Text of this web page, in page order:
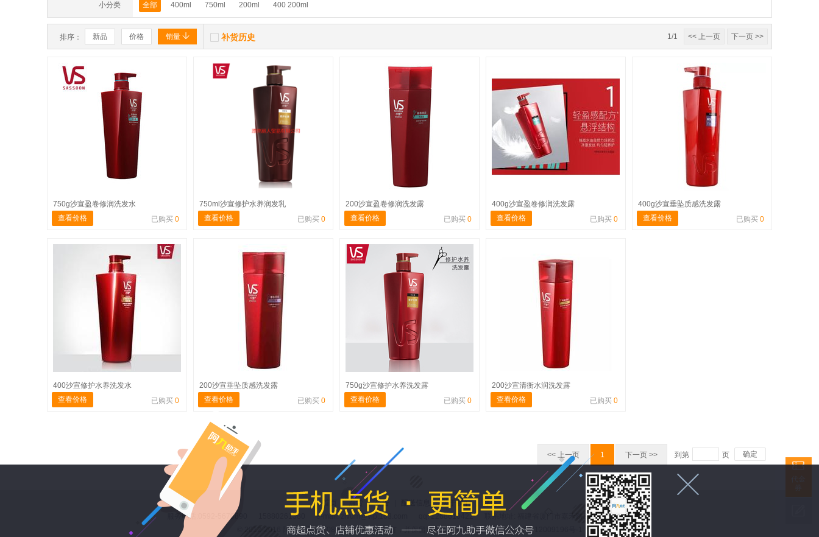
小分类 全部 400ml 750ml 200ml 400 200ml
排序： 新品 价格 销量   补货历史 1/1 << 上一页 下一页 >>
750g沙宣盈卷修润洗发水
查看价格
已购买 0
750ml沙宣修护水养润发乳
查看价格
已购买 0
200沙宣盈卷修润洗发露
查看价格
已购买 0
400g沙宣盈卷修润洗发露
查看价格
已购买 0
400g沙宣垂坠质感洗发露
查看价格
已购买 0
400沙宣修护水养洗发水
查看价格
已购买 0
200沙宣垂坠质感洗发露
查看价格
已购买 0
750g沙宣修护水养洗发露
查看价格
已购买 0
200沙宣清衡水润洗发露
查看价格
已购买 0
<< 上一页 1 下一页 >> 到第 页 确定
首页 | 点货 | 公告 配送信息 | 关于我们 |
评价
服务电话:0592-5670890 15880261380 e-mail: zivum@vip.163.com qq: 2268610422 联系地址: 福建省厦门市嘉禾路398号财富港湾428室
© 2012-2016 阿九助手（原0890助手） 版权所有，并保留所有权利 ICP备案证书号:闽ICP备12009196号-1

